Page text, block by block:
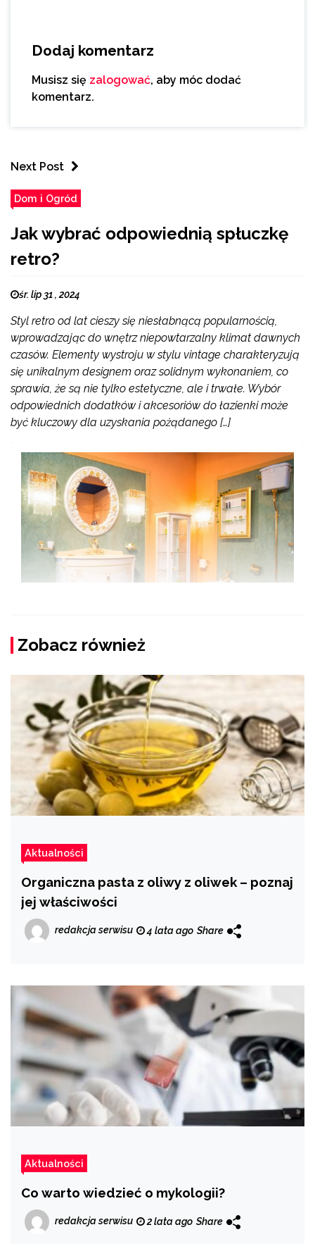
Dodaj komentarz
Musisz się zalogować, aby móc dodać
komentarz.
Next Post
Dom i Ogród
Jak wybrać odpowiednią spłuczkę
retro?
śr. lip 31 , 2024
Styl retro od lat cieszy się niesłabnącą popularnością,
wprowadzając do wnętrz niepowtarzalny klimat dawnych
czasów. Elementy wystroju w stylu vintage charakteryzują
się unikalnym designem oraz solidnym wykonaniem, co
sprawia, że są nie tylko estetyczne, ale i trwałe. Wybór
odpowiednich dodatków i akcesoriów do łazienki może
być kluczowy dla uzyskania pożądanego […]
Zobacz również
Aktualności
Organiczna pasta z oliwy z oliwek – poznaj
jej właściwości
redakcja serwisu 4 lata ago Share
Aktualności
Co warto wiedzieć o mykologii?
redakcja serwisu 2 lata ago Share